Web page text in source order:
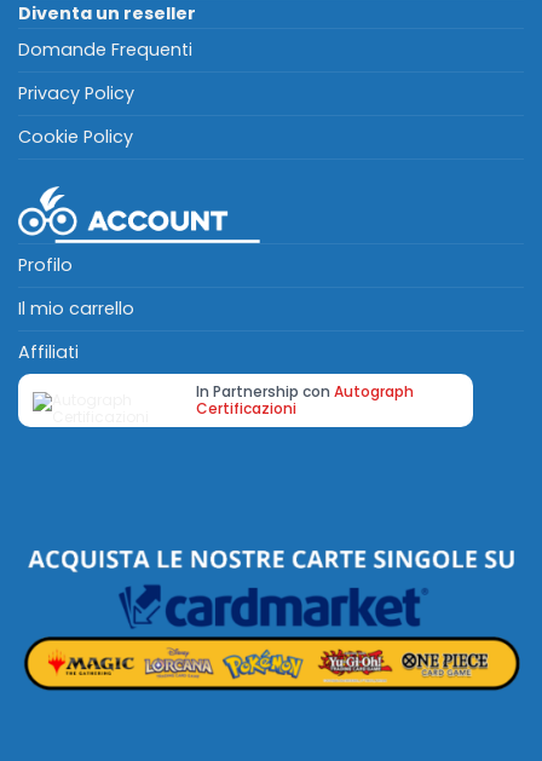
Diventa un reseller
Domande Frequenti
Privacy Policy
Cookie Policy
Profilo
Il mio carrello
Affiliati
In Partnership con Autograph
Certificazioni